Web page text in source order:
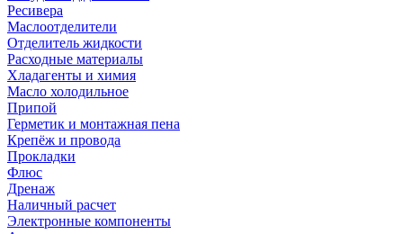
Ресивера
Маслоотделители
Отделитель жидкости
Расходные материалы
Хладагенты и химия
Масло холодильное
Припой
Герметик и монтажная пена
Крепёж и провода
Прокладки
Флюс
Дренаж
Наличный расчет
Электронные компоненты